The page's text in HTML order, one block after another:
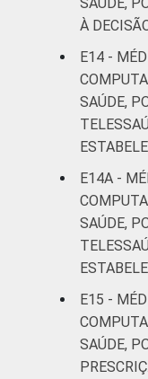
À
E14 -
SAÚDE,
E14A -
SAÚDE,
E15 -
SAÚDE,